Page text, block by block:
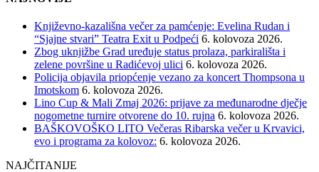
Književno-kazališna večer za pamćenje: Evelina Rudan i
“Sjajne stvari” Teatra Exit u Podpeći 6. kolovoza 2026.
Zbog uknjižbe Grad uređuje status prolaza, parkirališta i
zelene površine u Radićevoj ulici 6. kolovoza 2026.
Policija objavila priopćenje vezano za koncert Thompsona u
Imotskom 6. kolovoza 2026.
Lino Cup & Mali Zmaj 2026: prijave za međunarodne dječje
nogometne turnire otvorene do 10. rujna 6. kolovoza 2026.
BAŠKOVOŠKO LITO Večeras Ribarska večer u Krvavici,
evo i programa za kolovoz: 6. kolovoza 2026.
NAJČITANIJE